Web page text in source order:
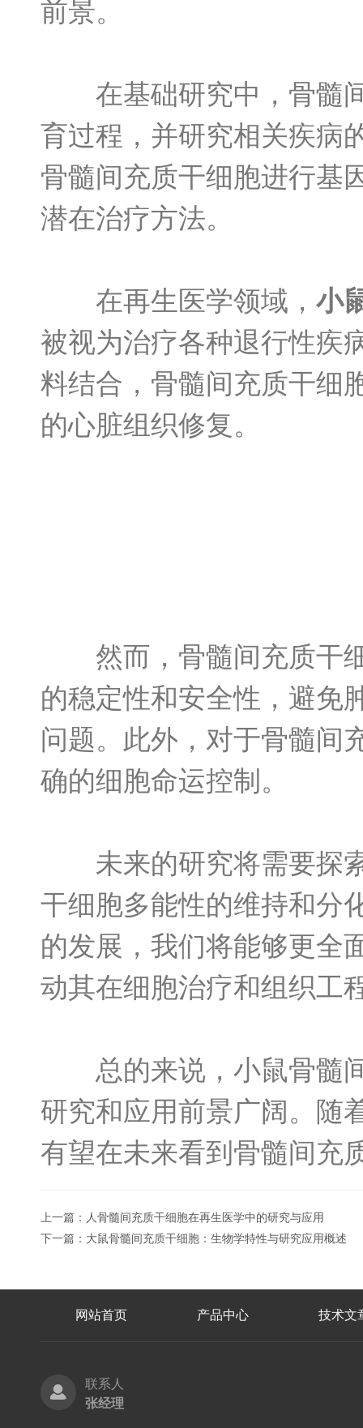
前景。
在基础研究中，骨髓间
育过程，并研究相关疾病
骨髓间充质干细胞进行基
潜在治疗方法。
在再生医学领域， 小
被视为治疗各种退行性疾
料结合，骨髓间充质干细
的心脏组织修复。
然而，骨髓间充质干细
的稳定性和安全性，避免
问题。此外，对于骨髓间
确的细胞命运控制。
未来的研究将需要探索
干细胞多能性的维持和分
的发展，我们将能够更全
动其在细胞治疗和组织工
总的来说，小鼠骨髓间
研究和应用前景广阔。随
有望在未来看到骨髓间充
上一篇： 人骨髓间充质干细胞在再生医学中的研究与应用
下一篇： 大鼠骨髓间充质干细胞：生物学特性与研究应用概述
网站首页 产品中心 技术文
联系人
张经理